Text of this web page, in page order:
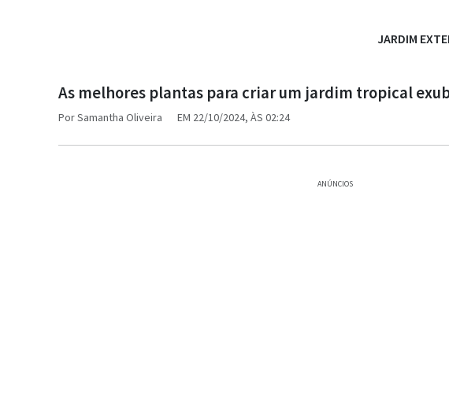
JARDIM
As melhores plantas para criar um jardim tropical
PorSamantha Oliveira EM 22/10/2024, ÀS 02:24
ANÚNCIOS